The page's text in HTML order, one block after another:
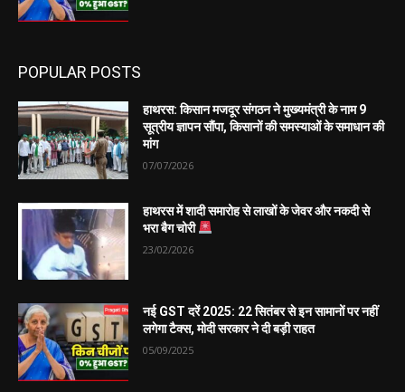
POPULAR POSTS
हाथरस: किसान मजदूर संगठन ने मुख्यमंत्री के नाम 9
सूत्रीय ज्ञापन सौंपा, किसानों की समस्याओं के समाधान की
मांग
07/07/2026
हाथरस में शादी समारोह से लाखों के जेवर और नकदी से
भरा बैग चोरी
23/02/2026
नई GST दरें 2025: 22 सितंबर से इन सामानों पर नहीं
लगेगा टैक्स, मोदी सरकार ने दी बड़ी राहत
05/09/2025